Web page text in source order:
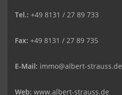
Tel.: +49 8131 / 27 89 733
Fax: +49 8131 / 27 89 735
E-Mail: immo@albert-strauss.de
Web: www.albert-strauss.de